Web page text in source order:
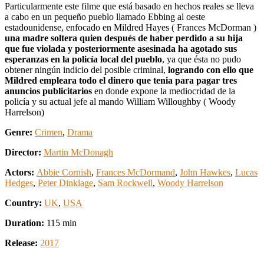
Particularmente este filme que está basado en hechos reales se lleva
a cabo en un pequeño pueblo llamado Ebbing al oeste
estadounidense, enfocado en Mildred Hayes ( Frances McDorman )
una madre soltera quien después de haber perdido a su hija
que fue violada y posteriormente asesinada ha agotado sus
esperanzas en la policía local del pueblo, ya que ésta no pudo
obtener ningún indicio del posible criminal, logrando con ello que
Mildred empleara todo el dinero que tenia para pagar tres
anuncios publicitarios en donde expone la mediocridad de la
policía y su actual jefe al mando William Willoughby ( Woody
Harrelson)
Genre: Crimen, Drama
Director: Martin McDonagh
Actors: Abbie Cornish, Frances McDormand, John Hawkes, Lucas
Hedges, Peter Dinklage, Sam Rockwell, Woody Harrelson
Country: UK, USA
Duration: 115 min
Release: 2017